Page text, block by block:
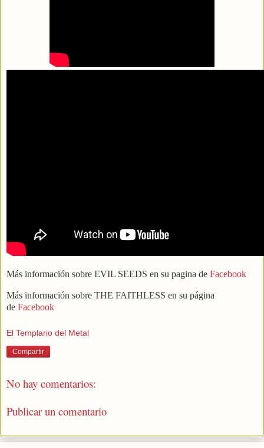
Más información sobre EVIL SEEDS en su pagina de Facebook
Más información sobre THE FAITHLESS en su página
de Facebook
El Templario del Metal
Compartir
No hay comentarios:
Publicar un comentario